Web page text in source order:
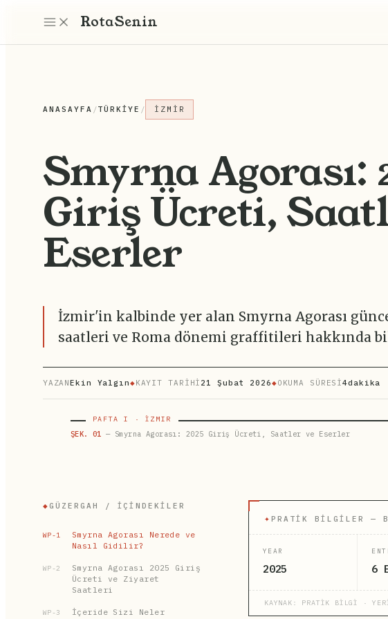
RotaSenin
ANASAYFA /TÜRKIYE / İZMIR
Smyrna Agorası:
Giriş Ücreti,
Eserler
İzmir'in kalbinde yer alan Smyrna Agorası
saatleri ve Roma dönemi graffitileri hakkında
YAZANEkin Yalgın◆KAYIT TARİHİ 21 Şubat 2026◆OKUMA SÜRESİ4dakika
PAFTA I · İZMIR
ŞEK. 01 — Smyrna Agorası: 2025 Giriş Ücreti, Saatler ve Eserler
◆ GÜZERGAH / İÇINDEKILER
WP-1
Smyrna Agorası Nerede ve
Nasıl Gidilir?
WP-2
Smyrna Agorası 2025 Giriş
Ücreti ve Ziyaret
Saatleri
WP-3
İçeride Sizi Neler
✦ PRATIK BILGILER —
YEAR
2025 6
KAYNAK: PRATİK BİLGİ ·